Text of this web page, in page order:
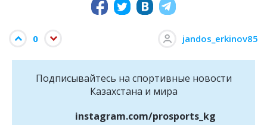
0 jandos_erkinov85
Подписывайтесь на cпортивные новости
Казахстана и мира
instagram.com/prosports_kg